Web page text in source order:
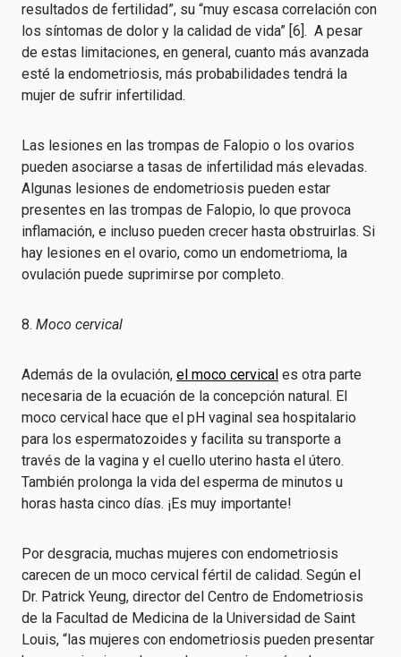
resultados de fertilidad”, su “muy escasa correlación con
los síntomas de dolor y la calidad de vida” [6]. A pesar
de estas limitaciones, en general, cuanto más avanzada
esté la endometriosis, más probabilidades tendrá la
mujer de sufrir infertilidad.
Las lesiones en las trompas de Falopio o los ovarios
pueden asociarse a tasas de infertilidad más elevadas.
Algunas lesiones de endometriosis pueden estar
presentes en las trompas de Falopio, lo que provoca
inflamación, e incluso pueden crecer hasta obstruirlas. Si
hay lesiones en el ovario, como un endometrioma, la
ovulación puede suprimirse por completo.
8. Moco cervical
Además de la ovulación, el moco cervical es otra parte
necesaria de la ecuación de la concepción natural. El
moco cervical hace que el pH vaginal sea hospitalario
para los espermatozoides y facilita su transporte a
través de la vagina y el cuello uterino hasta el útero.
También prolonga la vida del esperma de minutos u
horas hasta cinco días. ¡Es muy importante!
Por desgracia, muchas mujeres con endometriosis
carecen de un moco cervical fértil de calidad. Según el
Dr. Patrick Yeung, director del Centro de Endometriosis
de la Facultad de Medicina de la Universidad de Saint
Louis, “las mujeres con endometriosis pueden presentar